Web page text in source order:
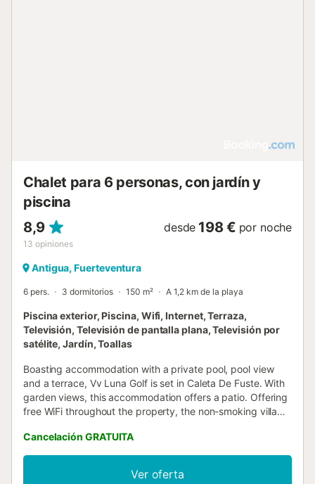
Chalet para 6 personas, con jardín y
piscina
8,9
13 opiniones
desde 198 € por noche
Antigua, Fuerteventura
6 pers. 3 dormitorios 150 m² A 1,2 km de la playa
Piscina exterior, Piscina, Wifi, Internet, Terraza,
Televisión, Televisión de pantalla plana, Televisión por
satélite, Jardín, Toallas
Boasting accommodation with a private pool, pool view
and a terrace, Vv Luna Golf is set in Caleta De Fuste. With
garden views, this accommodation offers a patio. Offering
free WiFi throughout the property, the non-smoking villa
Cancelación GRATUITA
Ver oferta